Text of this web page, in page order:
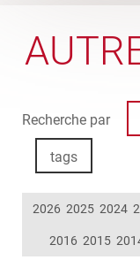
Recherche par
tags
2026 2025 2024
2016 2015